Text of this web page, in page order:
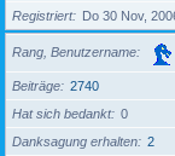
Registriert
Do 30 Nov,
Rang, Benutzername
Beiträge
2740
Hat sich bedankt
0
Danksagung erhalten
2